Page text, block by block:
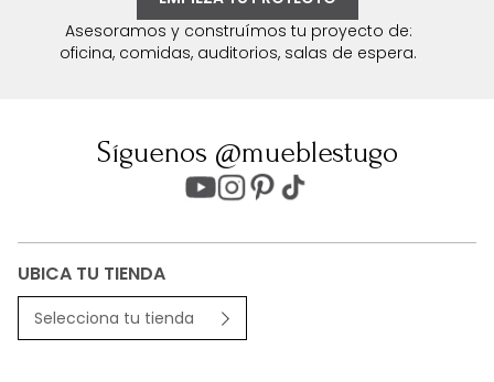
Asesoramos y construímos tu proyecto de:
oficina, comidas, auditorios, salas de espera.
Síguenos @mueblestugo
UBICA TU TIENDA
Selecciona tu tienda